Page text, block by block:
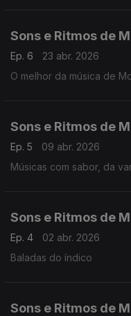
Sons e Ritmos de
Ep. 6
23 abr. 2026
O melhor da música de
Sons e Ritmos de
Ep. 5
09 abr. 2026
Músicas com sabor, da
Sons e Ritmos de
Ep. 4
02 abr. 2026
Baladas do índico
Sons e Ritmos de